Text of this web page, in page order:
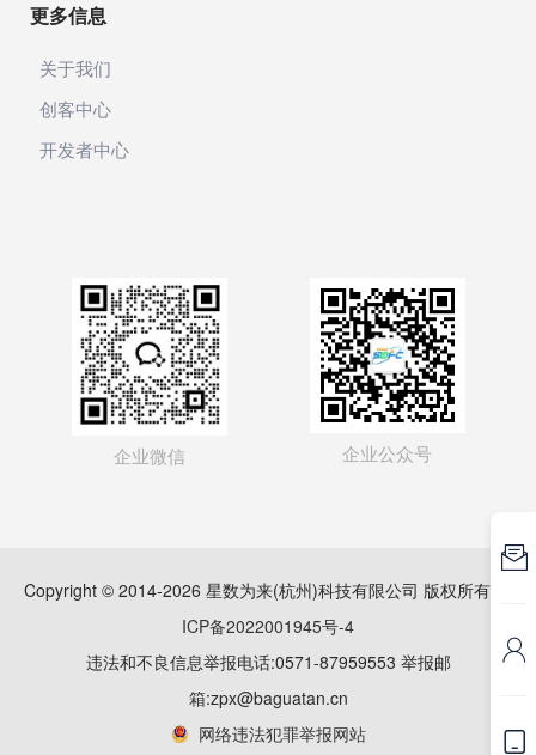
更多信息
关于我们
创客中心
开发者中心
企业微信 企业公众号
Copyright © 2014-2026 星数为来(杭州)科技有限公司 版权所有
ICP备2022001945号-4
违法和不良信息举报电话:0571-87959553 举报邮
箱:zpx@baguatan.cn
网络违法犯罪举报网站


